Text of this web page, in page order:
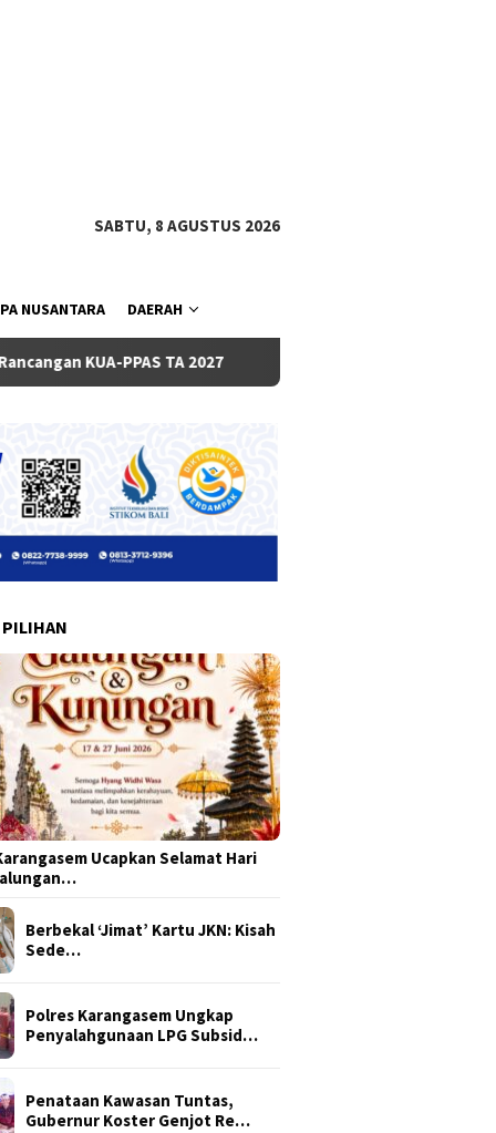
SABTU, 8 AGUSTUS 2026
NUSANTARA DAERAH
TA 2027 Pemkab dan DPRD Badung Sepakati KUA-
Ucapkan Selamat Hari
Berbekal ‘Jimat’ Kartu JKN: Kisah
Sede…
Polres Karangasem Ungkap
Penyalahgunaan LPG Subsid…
Penataan Kawasan Tuntas,
Gubernur Koster Genjot Re…